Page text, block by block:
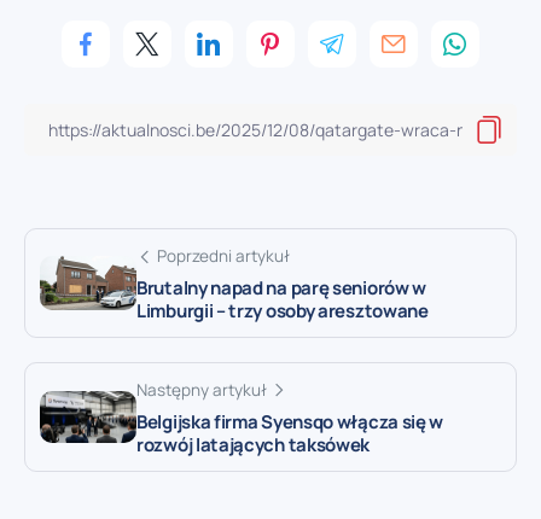
Poprzedni artykuł
Brutalny napad na parę seniorów w
Limburgii – trzy osoby aresztowane
Następny artykuł
Belgijska firma Syensqo włącza się w
rozwój latających taksówek